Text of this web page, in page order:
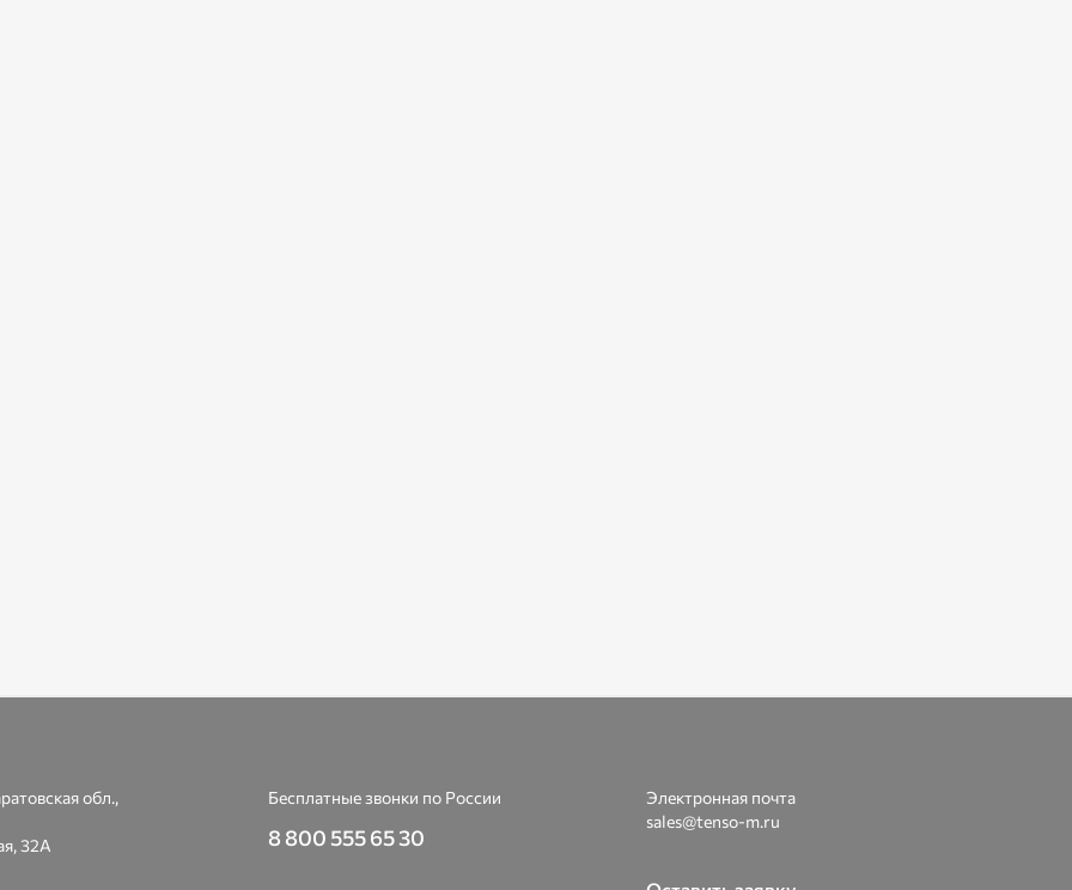
обл.,
32А
Бесплатные звонки по России
8 800 555 65 30
Электронная почта
sales@tenso-m.ru